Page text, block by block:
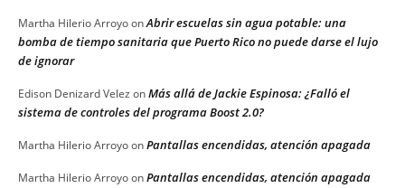
Martha Hilerio ArroyoonAbrir escuelas sin agua potable: una
bomba de tiempo sanitaria que Puerto Rico no puede darse el lujo
de ignorar
Edison Denizard Velez onMás allá de Jackie Espinosa: ¿Falló el
sistema de controles del programa Boost 2.0?
Martha Hilerio ArroyoonPantallas encendidas, atención apagada
Martha Hilerio ArroyoonPantallas encendidas, atención apagada